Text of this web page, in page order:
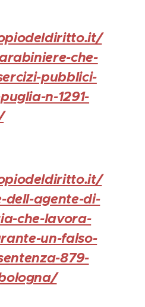
che-
pubblici-
n-1291-
dell-agente-di-
che-lavora-
un-falso-
879-